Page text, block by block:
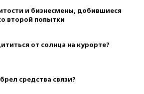
и бизнесмены, добившиеся
второй попытки
от солнца на курорте?
средства связи?